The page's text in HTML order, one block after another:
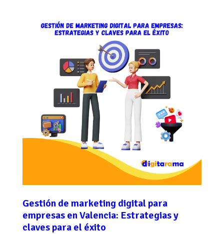
Gestión de marketing digital para
empresas en Valencia: Estrategias y
claves para el éxito